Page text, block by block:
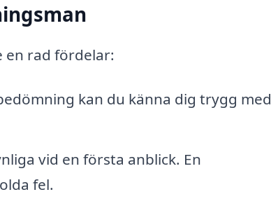
en rad fördelar:
kan du känna dig trygg med
vid en första anblick. En
fel.